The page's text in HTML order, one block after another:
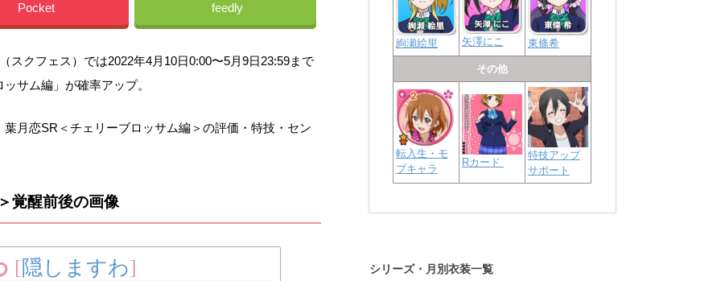
Pocket feedly
スクフェス）では2022年4月10日0:00〜5月9日23:59まで
サム編」が確率アップ。
月恋SR＜チェリーブロッサム編＞の評価・特技・セン
覚醒前後の画像
[隠しますわ]
絢瀬絵里 矢澤にこ 東條希
その他
転入生・モ
ブキャラ
Rカード
特技アップ
サポート
シリーズ・月別衣装一覧